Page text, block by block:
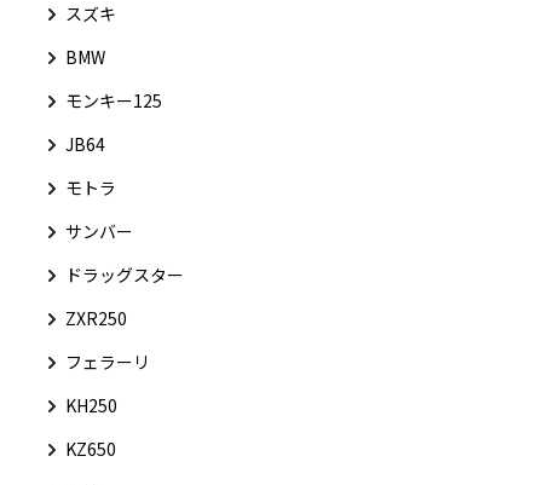
スズキ
BMW
モンキー125
JB64
モトラ
サンバー
ドラッグスター
ZXR250
フェラーリ
KH250
KZ650